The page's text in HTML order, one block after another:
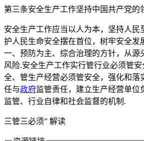
第三条安全生产工作坚持中国共产党的
安全生产工作应当以人为本，坚持人民
护人民生命安全摆在首位，树牢安全发
一、预防为主、综合治理的方针，从源
风险.安全生产工作实行管行业必须管
全、管生产经营必须管安全，强化和落
任与政府监管责任，建立生产经营单位
监管、行业自律和社会监督的机制.
三管三必须” 解读